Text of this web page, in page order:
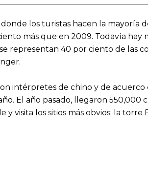
los turistas hacen la mayoría
más que en 2009. Todavía hay
representan 40 por ciento de las
intérpretes de chino y de
El año pasado, llegaron
y visita los sitios más obvios: la